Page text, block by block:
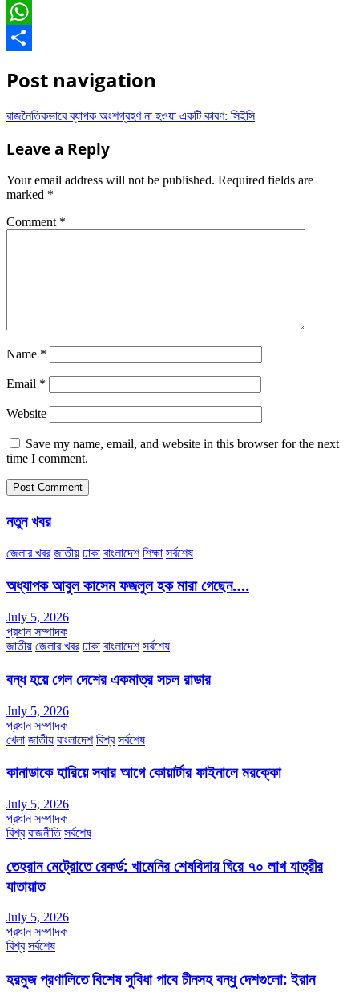
Messenger
WhatsApp
Post navigation
রাজনৈতিকভাবে ব্যাপক অংশগ্রহণ না হওয়া একটি কারণ: সিইসি
Leave a Reply
Your email address will not be published. Required fields are
marked *
Comment *
Name *
Email *
Website
Save my name, email, and website in this browser for the next
time I comment.
নতুন খবর
জেলার খবর জাতীয় ঢাকা বাংলাদেশ শিক্ষা সর্বশেষ
অধ্যাপক আবুল কাসেম ফজলুল হক মারা গেছেন….
July 5, 2026
প্রধান সম্পাদক
জাতীয় জেলার খবর ঢাকা বাংলাদেশ সর্বশেষ
বন্ধ হয়ে গেল দেশের একমাত্র সচল রাডার
July 5, 2026
প্রধান সম্পাদক
খেলা জাতীয় বাংলাদেশ বিশ্ব সর্বশেষ
কানাডাকে হারিয়ে সবার আগে কোয়ার্টার ফাইনালে মরক্কো
July 5, 2026
প্রধান সম্পাদক
বিশ্ব রাজনীতি সর্বশেষ
তেহরান মেট্রোতে রেকর্ড: খামেনির শেষবিদায় ঘিরে ৭০ লাখ যাত্রীর
যাতায়াত
July 5, 2026
প্রধান সম্পাদক
বিশ্ব সর্বশেষ
হরমুজ প্রণালিতে বিশেষ সুবিধা পাবে চীনসহ বন্ধু দেশগুলো: ইরান